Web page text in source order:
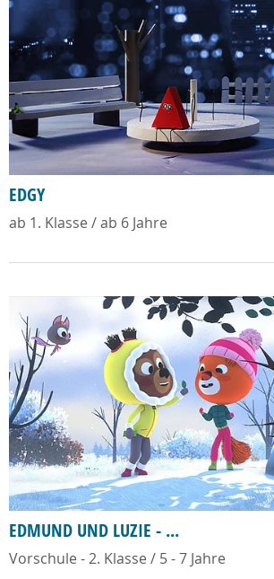
EDGY
ab 1. Klasse / ab 6 Jahre
EDMUND UND LUZIE - ...
Vorschule - 2. Klasse / 5 - 7 Jahre